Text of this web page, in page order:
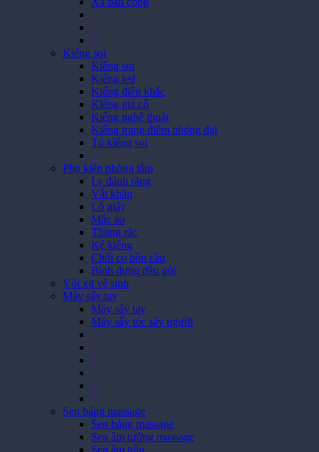
>
>
>
Kiếng soi
Kiếng soi
Kiếng led
Kiếng điêu khắc
Kiếng giả cổ
Kiếng nghệ thuật
Kiếng trang điểm phóng đại
Tủ kiếng soi
>
Phụ kiện phòng tắm
Ly đánh răng
Vắt khăn
Lô giấy
Mắc áo
Thùng rác
Kệ kiếng
Chổi cọ bồn cầu
Bình đựng dầu gội
Vòi xịt vệ sinh
Máy sấy tay
Máy sấy tay
Máy sấy tóc sấy người
>
>
>
>
>
>
Sen bảng massage
Sen bảng massage
Sen âm tường massage
Sen âm trần